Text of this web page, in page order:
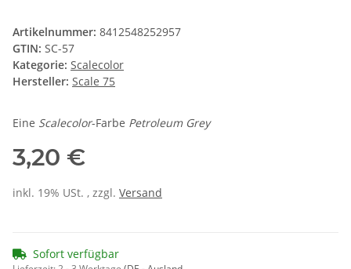
Artikelnummer: 8412548252957
GTIN: SC-57
Kategorie: Scalecolor
Hersteller: Scale 75
Eine Scalecolor-Farbe Petroleum Grey
3,20 €
inkl. 19% USt. , zzgl. Versand
Sofort verfügbar